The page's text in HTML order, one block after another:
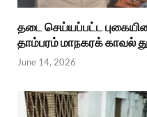
தடை செய்யப்பட்ட
தாம்பரம் மாநகரக் காவல்
June 14, 2026